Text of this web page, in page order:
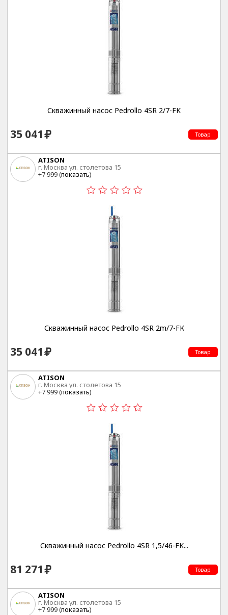
Скважинный насос Pedrollo 4SR 2/7-FK
35 041 Товар
ATISON
г. Москва ул. столетова 15
+7 999 (показать)
Скважинный насос Pedrollo 4SR 2m/7-FK
35 041 Товар
ATISON
г. Москва ул. столетова 15
+7 999 (показать)
Скважинный насос Pedrollo 4SR 1,5/46-FK...
81 271 Товар
ATISON
г. Москва ул. столетова 15
+7 999 (показать)